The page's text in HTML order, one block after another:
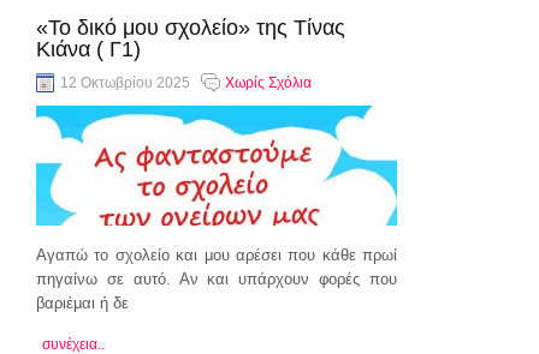
«Το δικό μου σχολείο» της Τίνας
Κιάνα ( Γ1)
12 Οκτωβρίου 2025 Χωρίς Σχόλια
Αγαπώ το σχολείο και μου αρέσει που κάθε πρωί
πηγαίνω σε αυτό. Αν και υπάρχουν φορές που
βαριέμαι ή δε
συνέχεια..